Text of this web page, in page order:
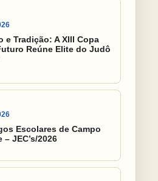
e Tradição: A XIII Copa
Reúne Elite do Judô
Escolares de Campo
– JEC’s/2026